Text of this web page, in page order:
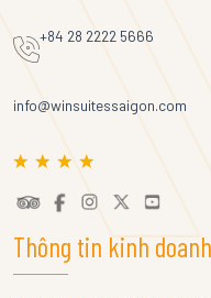
+84 28 2222 5666
info@winsuitessaigon.com
Thông tin kinh doanh